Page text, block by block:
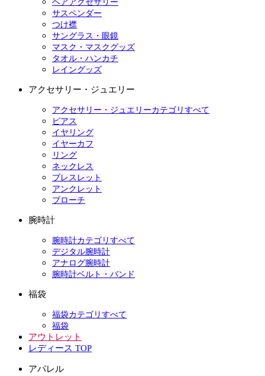
ヘアアクセサリー
サスペンダー
つけ襟
サングラス・眼鏡
マスク・マスクグッズ
タオル・ハンカチ
レイングッズ
アクセサリー・ジュエリー
アクセサリー・ジュエリーカテゴリすべて
ピアス
イヤリング
イヤーカフ
リング
ネックレス
ブレスレット
アンクレット
ブローチ
腕時計
腕時計カテゴリすべて
デジタル腕時計
アナログ腕時計
腕時計ベルト・バンド
福袋
福袋カテゴリすべて
福袋
アウトレット
レディース TOP
アパレル